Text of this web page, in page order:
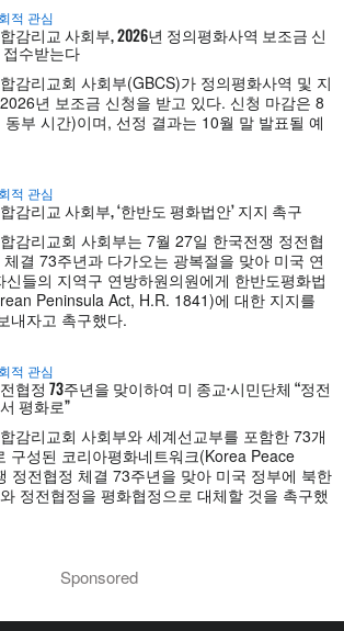
적 관심
감리교 사회부, 2026년 정의평화사역 보조금 신
접수받는다
감리교회 사회부(GBCS)가 정의평화사역 및 지
년 보조금 신청을 받고 있다. 신청 마감은 8
부 시간)이며, 선정 결과는 10월 말 발표될 예
적 관심
감리교 사회부, ‘한반도 평화법안’ 지지 촉구
감리교회 사회부는 7월 27일 한국전쟁 정전협
체결 73주년과 다가오는 광복절을 맞아 미국 연
들의 지역구 연방하원의원에게 한반도평화법
Peninsula Act, H.R. 1841)에 대한 지지를
내자고 촉구했다.
적 관심
협정 73주년을 맞이하여 미 종교·시민단체 “정전
평화로”
감리교회 사회부와 세계선교부를 포함한 73개
구성된 코리아평화네트워크(Korea Peace
정전협정 체결 73주년을 맞아 미국 정부에 북한
정전협정을 평화협정으로 대체할 것을 촉구했
Sponsored